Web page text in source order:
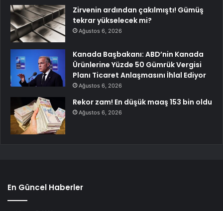
Zirvenin ardından çakılmıştı! Gümüş
tekrar yükselecek mi?
Ağustos 6, 2026
Kanada Başbakanı: ABD’nin Kanada
Ürünlerine Yüzde 50 Gümrük Vergisi
Planı Ticaret Anlaşmasını İhlal Ediyor
Ağustos 6, 2026
Rekor zam! En düşük maaş 153 bin oldu
Ağustos 6, 2026
En Güncel Haberler